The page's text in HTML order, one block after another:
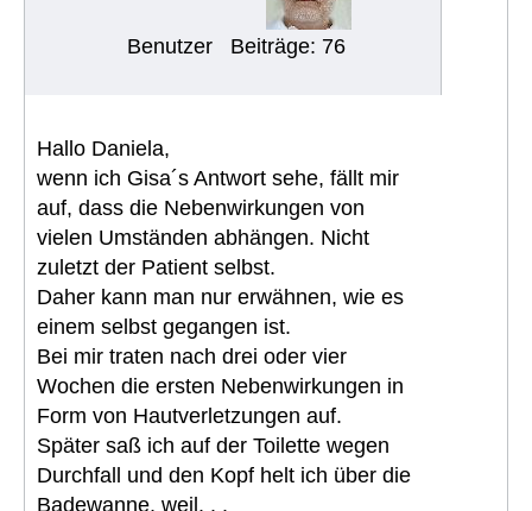
Benutzer Beiträge: 76
Hallo Daniela,
wenn ich Gisa´s Antwort sehe, fällt mir
auf, dass die Nebenwirkungen von
vielen Umständen abhängen. Nicht
zuletzt der Patient selbst.
Daher kann man nur erwähnen, wie es
einem selbst gegangen ist.
Bei mir traten nach drei oder vier
Wochen die ersten Nebenwirkungen in
Form von Hautverletzungen auf.
Später saß ich auf der Toilette wegen
Durchfall und den Kopf helt ich über die
Badewanne, weil. . .